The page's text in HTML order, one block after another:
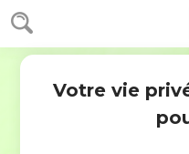
1 Thessaloniciens
mal, mais recherchez
envers tous les hommes.
Priez sans cesse,
exprimez votre
Votre vie